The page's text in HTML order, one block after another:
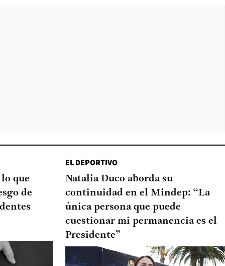
que
de
EL DEPORTIVO
Natalia Duco aborda su
continuidad en el Mindep: “La
única persona que puede
cuestionar mi permanencia es el
Presidente”